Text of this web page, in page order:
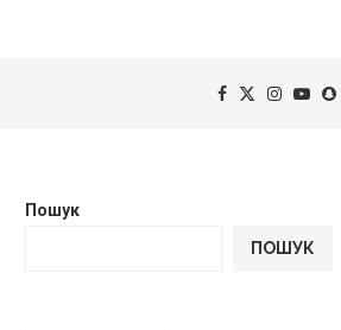
Пошук
ПОШУК